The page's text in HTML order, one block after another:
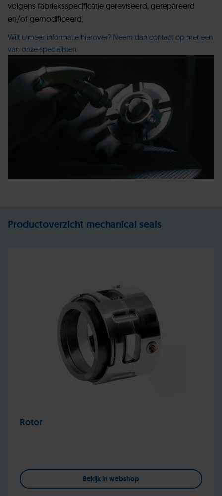
volgens fabrieksspecificatie gereviseerd, gerepareerd
en/of gemodificeerd.
Wilt u meer informatie hierover? Neem dan contact op met een
van onze specialisten.
Productoverzicht mechanical seals
Rotor
Bekijk in webshop